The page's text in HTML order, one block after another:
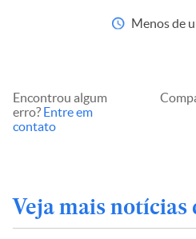
Menos de
Encontrou algum
erro? Entre em
contato
Veja mais notícias